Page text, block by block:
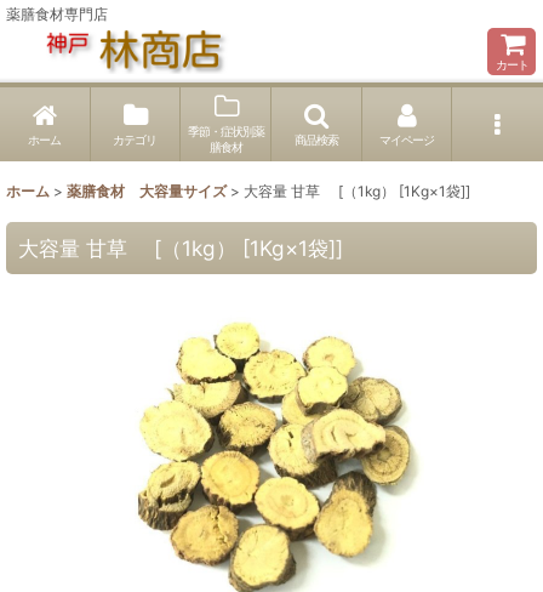
薬膳食材専門店
カート
ホーム カテゴリ
季節・症状別薬
膳食材
商品検索 マイページ
ホーム > 薬膳食材 大容量サイズ > 大容量 甘草 [（1kg） [1Kg×1袋]]
大容量 甘草 [（1kg） [1Kg×1袋]]